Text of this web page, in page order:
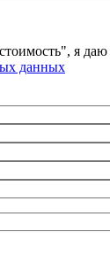
я даю
данных